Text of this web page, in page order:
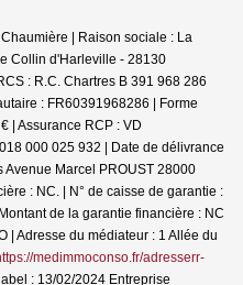
| Raison sociale : La
Collin d'Harleville - 28130
: R.C. Chartres B 391 968 286
: FR60391968286 | Forme
| Assurance RCP : VD
000 025 932 | Date de délivrance
Marcel PROUST 28000
: NC. | N° de caisse de garantie :
de la garantie financière : NC
| Adresse du médiateur : 1 Allée du
medimmoconso.fr/adresserr-
: 13/02/2024 Entreprise